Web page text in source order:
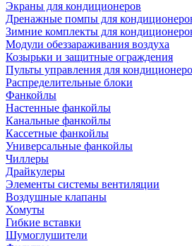
Экраны для кондиционеров
Дренажные помпы для
Зимние комплекты для
Модули обеззараживания воздуха
Козырьки и защитные ограждения
Пульты управления для
Распределительные блоки
Фанкойлы
Настенные фанкойлы
Канальные фанкойлы
Кассетные фанкойлы
Универсальные фанкойлы
Чиллеры
Драйкулеры
Элементы системы вентиляции
Воздушные клапаны
Хомуты
Гибкие вставки
Шумоглушители